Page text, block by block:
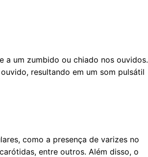
a um zumbido ou chiado nos ouvidos.
resultando em um som pulsátil
como a presença de varizes no
entre outros. Além disso, o